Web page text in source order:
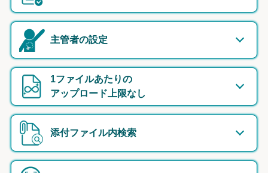
主管者の設定
1ファイルあたりの
アップロード上限なし
添付ファイル内検索